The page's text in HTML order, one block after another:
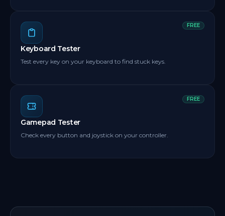
FREE
Keyboard Tester
Test every key on your keyboard to find stuck keys.
FREE
Gamepad Tester
Check every button and joystick on your controller.